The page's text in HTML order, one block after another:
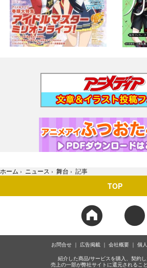
ホーム › ニュース › 舞台 › 記事
TOP
お問合せ 広告掲載 会社概要 個
紹介した商品/サービスを購入、契約し
売上の一部が弊社サイトに還元されるこ